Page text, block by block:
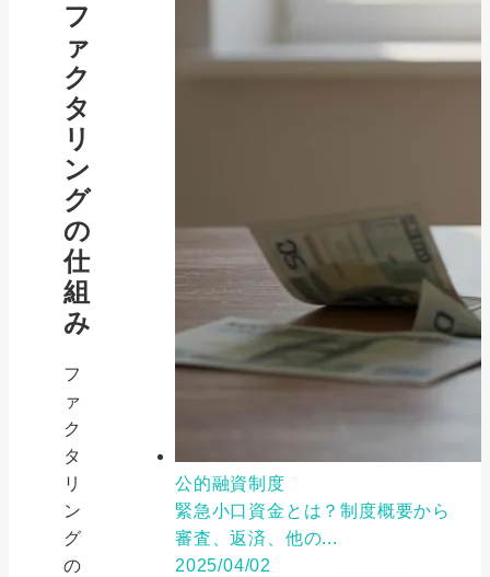
フ
ァ
ク
タ
リ
ン
グ
の
仕
組
み
フ
ァ
ク
タ
リ
ン
グ
の
公的融資制度
緊急小口資金とは？制度概要から
審査、返済、他の...
2025/04/02